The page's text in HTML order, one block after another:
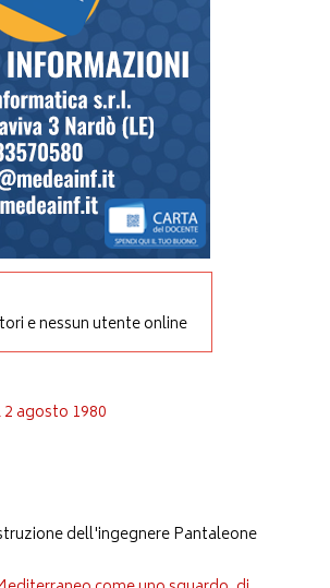
e nessun utente online
agosto 1980
dell'ingegnere Pantaleone